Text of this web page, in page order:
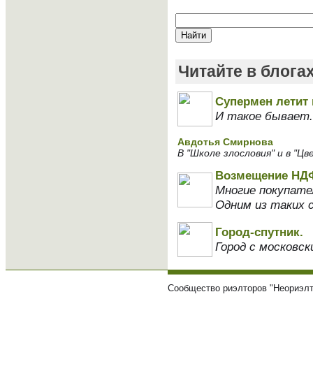
Читайте в
Супермен
И такое
Авдотья Смирнова
В "Школе злословия" и в
Возмещение
Многие
Одним из таких
Город-спутник.
Город с
Сообщество риэлторов